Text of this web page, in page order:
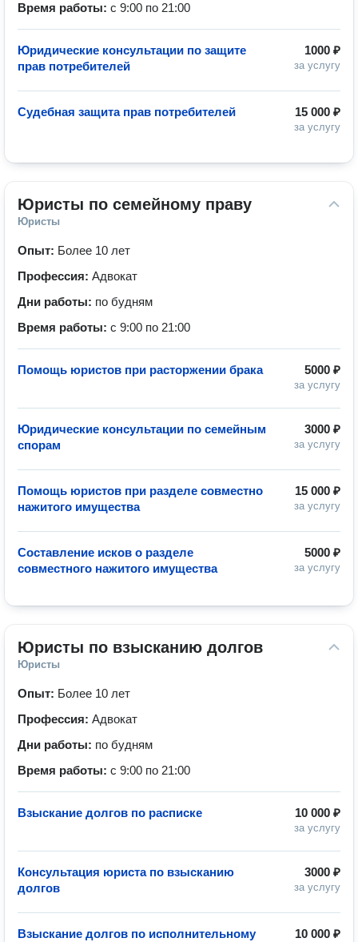
Время работы: с 9:00 по 21:00
1000 ₽
за услугу
Юридические консультации по защите
прав потребителей
15 000 ₽
за услугу
Судебная защита прав потребителей
Юристы по семейному праву
Юристы
Опыт: Более 10 лет
Профессия: Адвокат
Дни работы: по будням
Время работы: с 9:00 по 21:00
5000 ₽
за услугу
Помощь юристов при расторжении брака
3000 ₽
за услугу
Юридические консультации по семейным
спорам
15 000 ₽
за услугу
Помощь юристов при разделе совместно
нажитого имущества
5000 ₽
за услугу
Составление исков о разделе
совместного нажитого имущества
Юристы по взысканию долгов
Юристы
Опыт: Более 10 лет
Профессия: Адвокат
Дни работы: по будням
Время работы: с 9:00 по 21:00
10 000 ₽
за услугу
Взыскание долгов по расписке
3000 ₽
за услугу
Консультация юриста по взысканию
долгов
10 000 ₽
Взыскание долгов по исполнительному